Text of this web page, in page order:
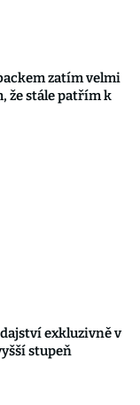
zatím velmi
že stále patřím k
exkluzivně v
stupeň